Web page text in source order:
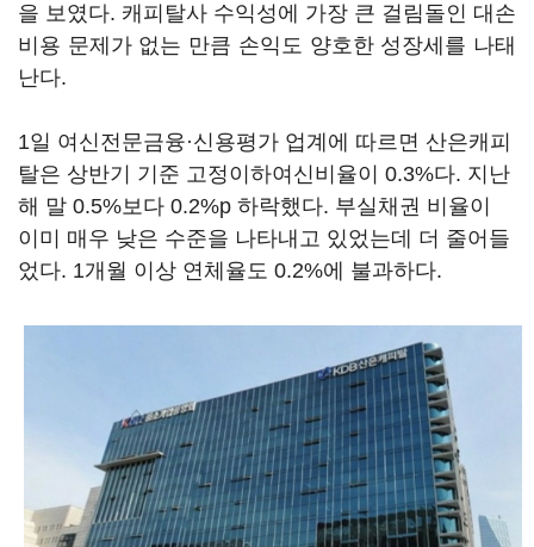
을 보였다. 캐피탈사 수익성에 가장 큰 걸림돌인 대손
비용 문제가 없는 만큼 손익도 양호한 성장세를 나태
난다.
1일 여신전문금융·신용평가 업계에 따르면 산은캐피
탈은 상반기 기준 고정이하여신비율이 0.3%다. 지난
해 말 0.5%보다 0.2%p 하락했다. 부실채권 비율이
이미 매우 낮은 수준을 나타내고 있었는데 더 줄어들
었다. 1개월 이상 연체율도 0.2%에 불과하다.